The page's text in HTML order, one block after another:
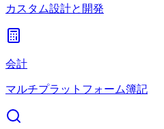
カスタム設計と開発
会計
マルチプラットフォーム簿記